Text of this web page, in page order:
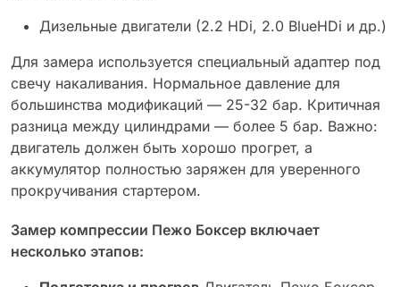
Дизельные двигатели (2.2 HDi, 2.0 BlueHDi и др.)
Для замера используется специальный адаптер под
свечу накаливания. Нормальное давление для
большинства модификаций — 25-32 бар. Критичная
разница между цилиндрами — более 5 бар. Важно:
двигатель должен быть хорошо прогрет, а
аккумулятор полностью заряжен для уверенного
прокручивания стартером.
Замер компрессии Пежо Боксер включает
несколько этапов: